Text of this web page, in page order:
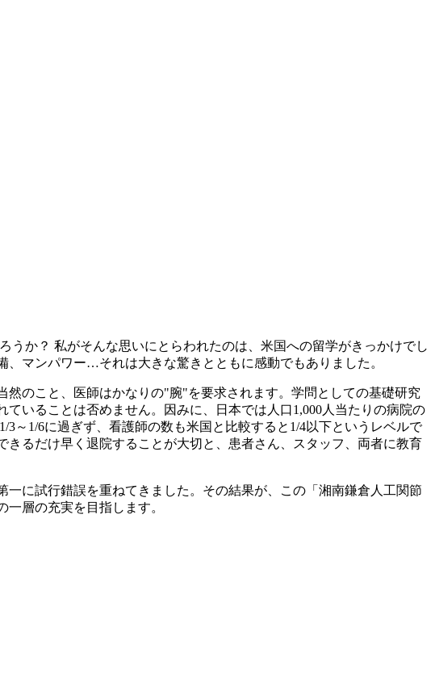
か？ 私がそんな思いにとらわれたのは、米国への留学がきっかけでし
マンパワー…それは大きな驚きとともに感動でもありました。
のこと、医師はかなりの"腕"を要求されます。学問としての基礎研究
いることは否めません。因みに、日本では人口1,000人当たりの病院の
～1/6に過ぎず、看護師の数も米国と比較すると1/4以下というレベルで
るだけ早く退院することが大切と、患者さん、スタッフ、両者に教育
に試行錯誤を重ねてきました。その結果が、この「湘南鎌倉人工関節
層の充実を目指します。